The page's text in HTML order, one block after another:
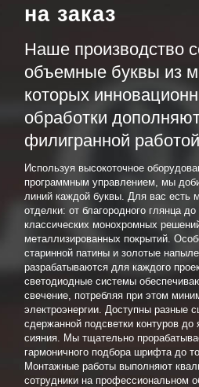
на заказ
Наше производство
объемные буквы из
которых
обработки
филигранной работой
Используя высокоточное
программным управлением, мы
линий каждой буквы. Для вас есть
отделки: от благородного глянца
классических монохромных
металлизированных покрытий.
старинной патины и золотые
разрабатываются для каждого
светодиодные системы
свечение, потребляя при этом
электроэнергии. Доступны разные
сдержанной подсветки контуров до
сияния. Мы тщательно
гармоничного подбора шрифта до
Монтажные работы выполняют
сотрудники на профессиональном